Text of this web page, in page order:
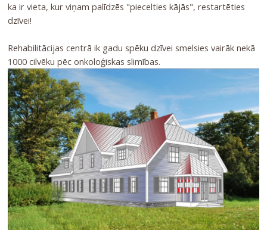
ka ir vieta, kur viņam palīdzēs "piecelties kājās", restartēties
dzīvei!
Rehabilitācijas centrā ik gadu spēku dzīvei smelsies vairāk nekā
1000 cilvēku pēc onkoloģiskas slimības.